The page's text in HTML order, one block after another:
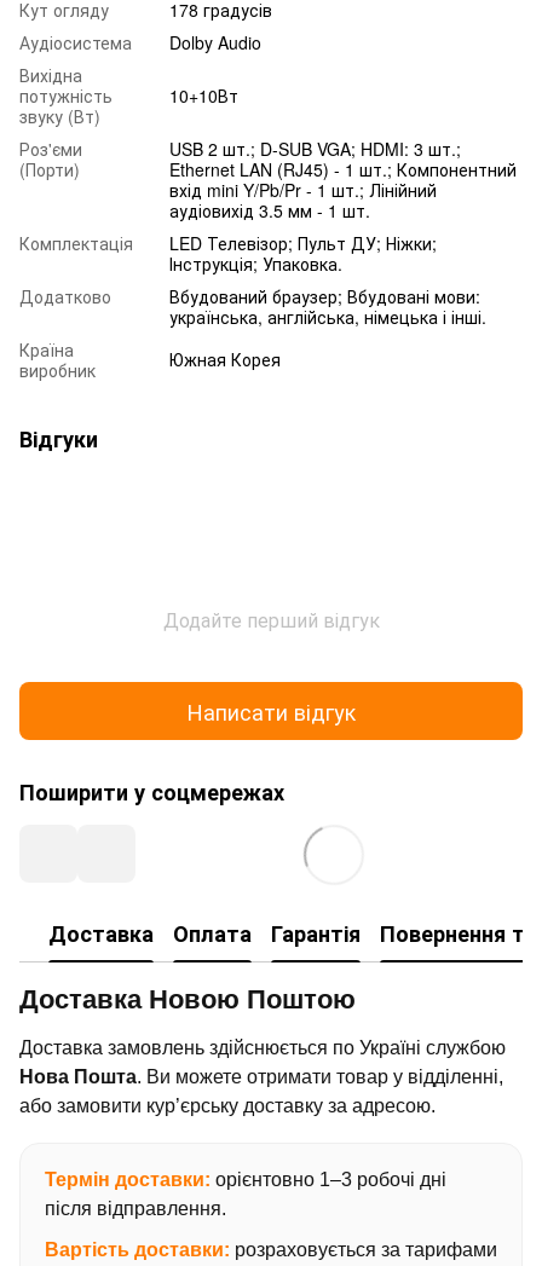
Кут огляду
178 градусів
Аудіосистема
Dolby Audio
Вихідна
потужність
звуку (Вт)
10+10Вт
Роз'єми
(Порти)
USB 2 шт.; D-SUB VGA; HDMI: 3 шт.;
Ethernet LAN (RJ45) - 1 шт.; Компонентний
вхід mini Y/Pb/Pr - 1 шт.; Лінійний
аудіовихід 3.5 мм - 1 шт.
Комплектація
LED Телевізор; Пульт ДУ; Ніжки;
Інструкція; Упаковка.
Додатково
Вбудований браузер; Вбудовані мови:
українська, англійська, німецька і інші.
Країна
виробник
Южная Корея
Відгуки
Додайте перший відгук
Написати відгук
Поширити у соцмережах
Доставка Оплата Гарантія Повернення
Доставка Новою Поштою
Доставка замовлень здійснюється по Україні службою
Нова Пошта. Ви можете отримати товар у відділенні,
або замовити кур’єрську доставку за адресою.
Термін доставки: орієнтовно 1–3 робочі дні
після відправлення.
Вартість доставки: розраховується за тарифами